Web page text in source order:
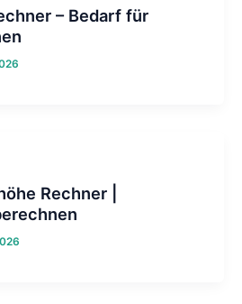
– Bedarf für
Rechner |